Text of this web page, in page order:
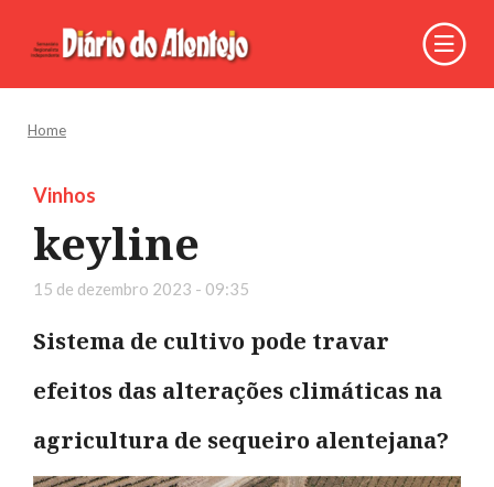
Home
Vinhos
keyline
15 de dezembro 2023 - 09:35
Sistema de cultivo pode travar
efeitos das alterações climáticas na
agricultura de sequeiro alentejana?